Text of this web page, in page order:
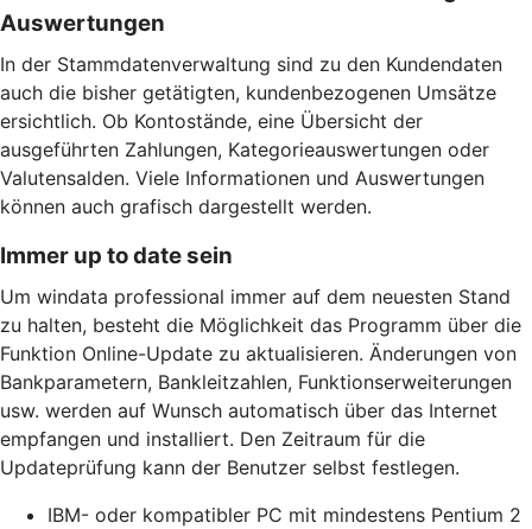
Auswertungen
In der Stammdatenverwaltung sind zu den Kundendaten
auch die bisher getätigten, kundenbezogenen Umsätze
ersichtlich. Ob Kontostände, eine Übersicht der
ausgeführten Zahlungen, Kategorieauswertungen oder
Valutensalden. Viele Informationen und Auswertungen
können auch grafisch dargestellt werden.
Immer up to date sein
Um windata professional immer auf dem neuesten Stand
zu halten, besteht die Möglichkeit das Programm über die
Funktion Online-Update zu aktualisieren. Änderungen von
Bankparametern, Bankleitzahlen, Funktionserweiterungen
usw. werden auf Wunsch automatisch über das Internet
empfangen und installiert. Den Zeitraum für die
Updateprüfung kann der Benutzer selbst festlegen.
IBM- oder kompatibler PC mit mindestens Pentium 2